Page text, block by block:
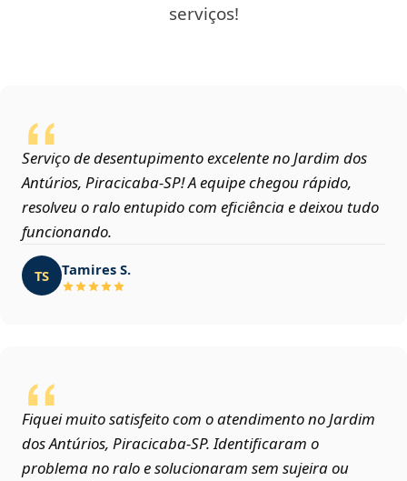
serviços!
Serviço de desentupimento excelente no Jardim dos
Antúrios, Piracicaba‑SP! A equipe chegou rápido,
resolveu o ralo entupido com eficiência e deixou tudo
funcionando.
TS Tamires S.
Fiquei muito satisfeito com o atendimento no Jardim
dos Antúrios, Piracicaba‑SP. Identificaram o
problema no ralo e solucionaram sem sujeira ou